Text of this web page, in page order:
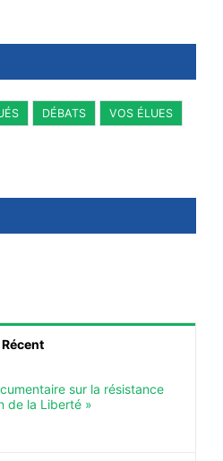
DÉBATS VOS ÉLUES
Récent
sur la résistance
de la Liberté »